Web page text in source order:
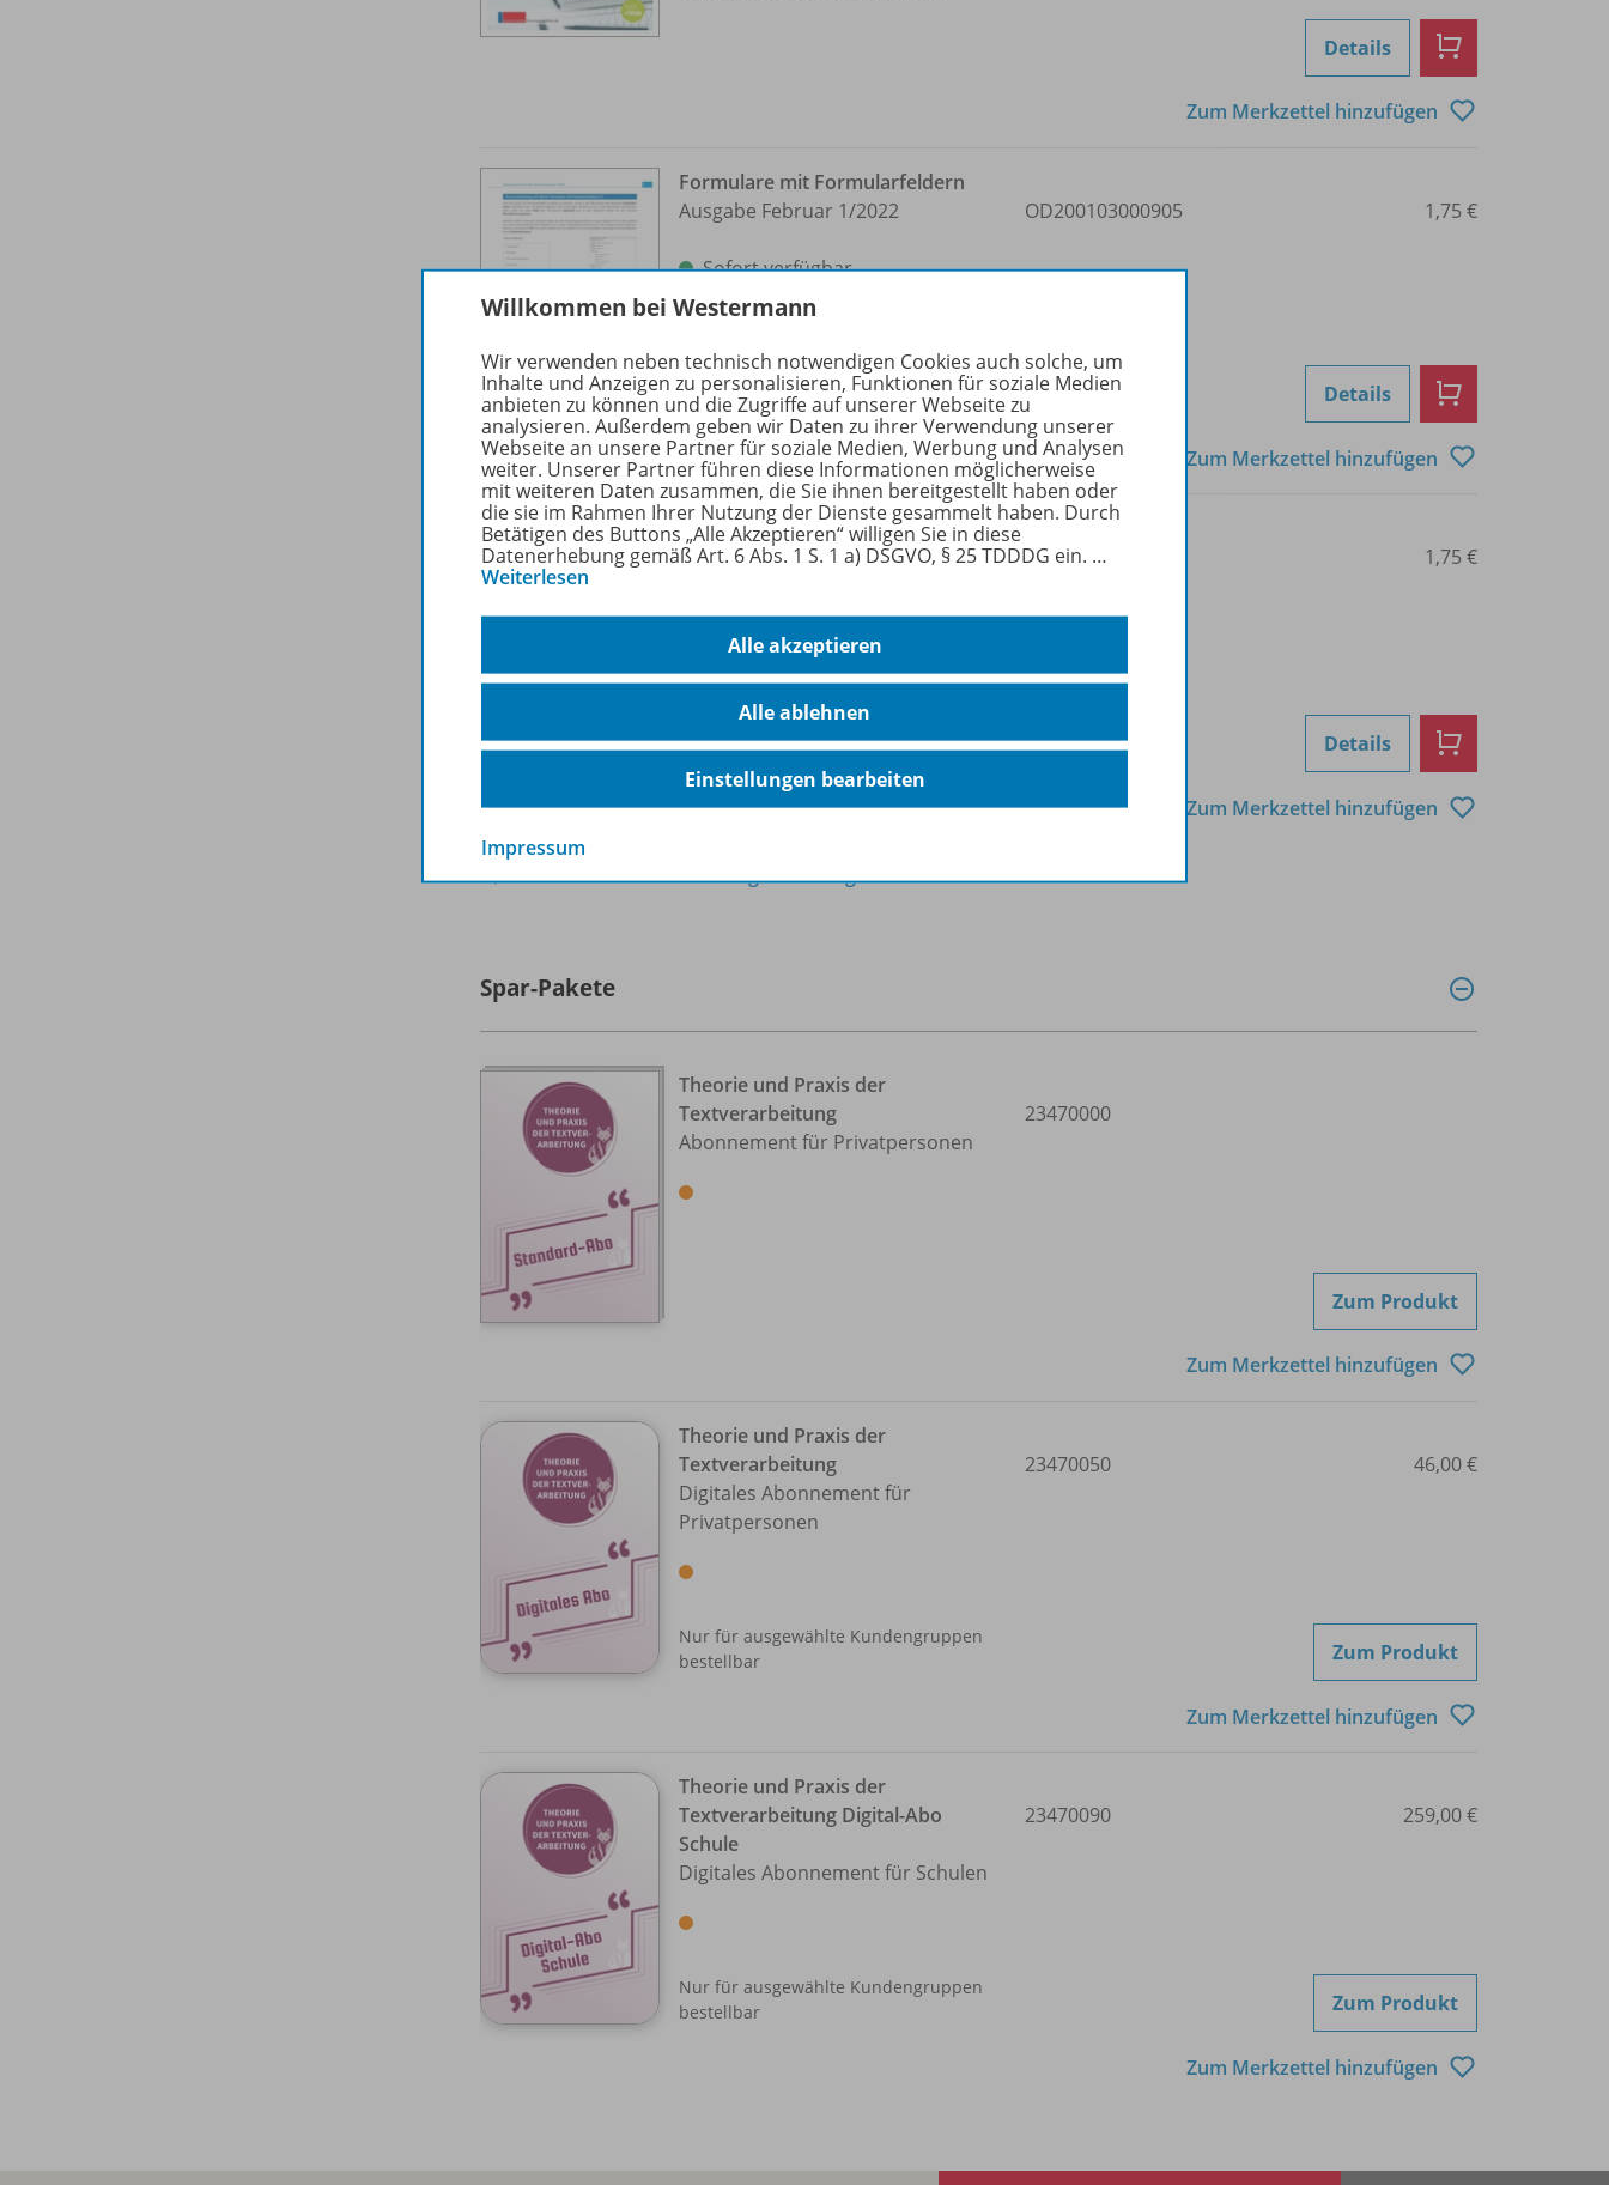
Details
Zum Merkzettel hinzufügen
Formulare mit Formularfeldern
Ausgabe Februar 1/2022
Sofort verfügbar
Dateiformat:PDF-Dokument
OD200103000905 1,75 €
Details
Zum Merkzettel hinzufügen
Aufgabe Formularerstellung mit
Formularfeldern
Sofort verfügbar
Dateiformat:PDF-Dokument
OD200103000907 1,75 €
Details
Zum Merkzettel hinzufügen
Alle 25 Inhalte dieser Ausgabe anzeigen
Spar-Pakete
Theorie und Praxis der
Textverarbeitung
Abonnement für Privatpersonen
23470000
Zum Produkt
Zum Merkzettel hinzufügen
Theorie und Praxis der
Textverarbeitung
Digitales Abonnement für
Privatpersonen
Nur für ausgewählte Kundengruppen
bestellbar
23470050 46,00 €
Zum Produkt
Zum Merkzettel hinzufügen
Theorie und Praxis der
Textverarbeitung Digital-Abo
Schule
Digitales Abonnement für Schulen
Nur für ausgewählte Kundengruppen
bestellbar
23470090 259,00 €
Zum Produkt
Zum Merkzettel hinzufügen
Willkommen bei Westermann
Wir verwenden neben technisch notwendigen Cookies auch solche, um
Inhalte und Anzeigen zu personalisieren, Funktionen für soziale Medien
anbieten zu können und die Zugriffe auf unserer Webseite zu
analysieren. Außerdem geben wir Daten zu ihrer Verwendung unserer
Webseite an unsere Partner für soziale Medien, Werbung und Analysen
weiter. Unserer Partner führen diese Informationen möglicherweise
mit weiteren Daten zusammen, die Sie ihnen bereitgestellt haben oder
die sie im Rahmen Ihrer Nutzung der Dienste gesammelt haben. Durch
Betätigen des Buttons „Alle Akzeptieren“ willigen Sie in diese
Datenerhebung gemäß Art. 6 Abs. 1 S. 1 a) DSGVO, § 25 TDDDG ein. …
Weiterlesen
Alle akzeptieren
Alle ablehnen
Einstellungen bearbeiten
Impressum